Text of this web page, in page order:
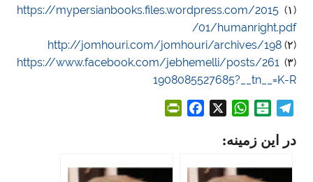
(۱)
https://mypersianbooks.files.wordpress.com/2015
/01/humanright.pdf
(۲)
http://jomhouri.com/jomhouri/archives/198
(۳)
https://www.facebook.com/jebhemelli/posts/261
1908085527685?__tn__=K-R
l
t
W
a
s
در این زمینه: